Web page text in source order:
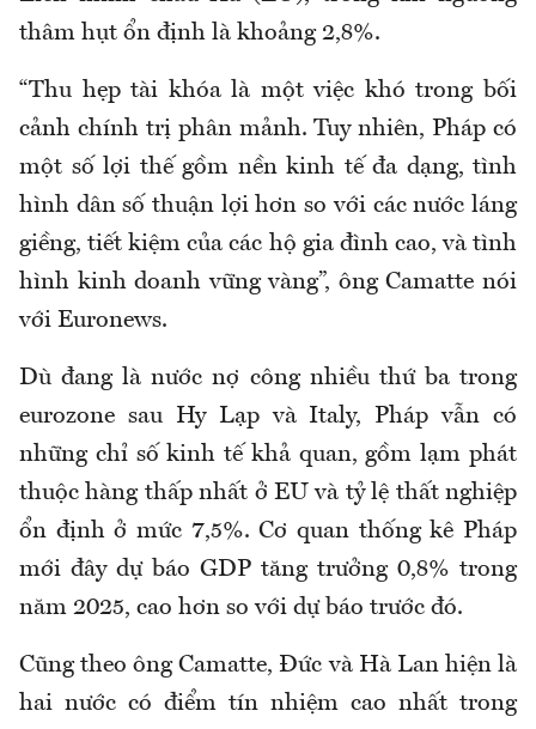
thâm hụt ổn định là khoảng 2,8%.
“Thu hẹp tài khóa là một việc khó trong bối
cảnh chính trị phân mảnh. Tuy nhiên, Pháp có
một số lợi thế gồm nền kinh tế đa dạng, tình
hình dân số thuận lợi hơn so với các nước láng
giềng, tiết kiệm của các hộ gia đình cao, và tình
hình kinh doanh vững vàng”, ông Camatte nói
với Euronews.
Dù đang là nước nợ công nhiều thứ ba trong
eurozone sau Hy Lạp và Italy, Pháp vẫn có
những chỉ số kinh tế khả quan, gồm lạm phát
thuộc hàng thấp nhất ở EU và tỷ lệ thất nghiệp
ổn định ở mức 7,5%. Cơ quan thống kê Pháp
mới đây dự báo GDP tăng trưởng 0,8% trong
năm 2025, cao hơn so với dự báo trước đó.
Cũng theo ông Camatte, Đức và Hà Lan hiện là
hai nước có điểm tín nhiệm cao nhất trong